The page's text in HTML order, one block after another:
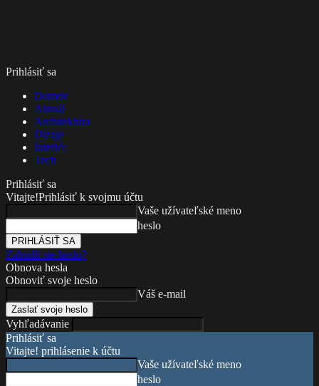
Prihlásiť sa
Domov
Aktuál
Architektúra
Dizajn
Interiér
Tech
Prihlásiť sa
Vitajte!Prihlásiť k svojmu účtu
Vaše užívateľské meno
heslo
Zabudli ste heslo?
Obnova hesla
Obnoviť svoje heslo
Váš e-mail
Vyhľadávanie
Prihlásiť sa
Vitajte! prihlásenie k účtu
Vaše užívateľské meno
heslo